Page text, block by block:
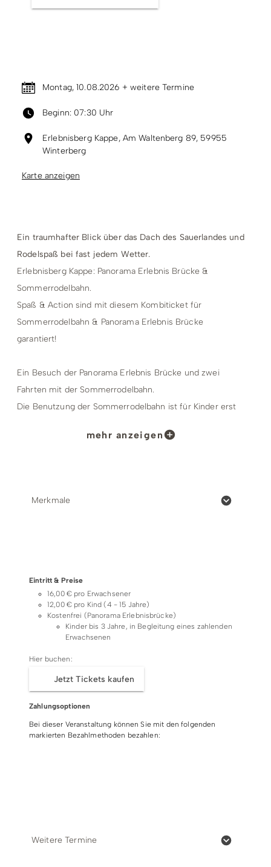
Montag, 10.08.2026 + weitere Termine
Beginn: 07:30 Uhr
Erlebnisberg Kappe, Am Waltenberg 89, 59955
Winterberg
Karte anzeigen
Ein traumhafter Blick über das Dach des Sauerlandes und
Rodelspaß bei fast jedem Wetter.
Erlebnisberg Kappe: Panorama Erlebnis Brücke &
Sommerrodelbahn.
Spaß & Action sind mit diesem Kombiticket für
Sommerrodelbahn & Panorama Erlebnis Brücke
garantiert!
Ein Besuch der Panorama Erlebnis Brücke und zwei
Fahrten mit der Sommerrodelbahn.
Die Benutzung der Sommerrodelbahn ist für Kinder erst
geeignet - egal wie alt. Sie ist für Rollstuhlfahrer sogar
Standardöffnungszeiten:
09:30 - 18:00 Uhr, täglich
Je nach Witterung oder betriebsbedingt können
die Öffnungszeiten abweichen.
Internetseite vom Erlebnisberg Kappe
Treffpunkt:
Treffpunkt: Kappe 2, 59955 Winterberg.
Großraumparkplatz, Am Waltenberg 115
mehr anzeigen
Merkmale
Eintritt & Preise
16,00 € pro Erwachsener
12,00 € pro Kind (4 - 15 Jahre)
Kostenfrei (Panorama Erlebnisbrücke)
Kinder bis 3 Jahre, in Begleitung eines zahlenden
Erwachsenen
Hier buchen:
Jetzt Tickets kaufen
Zahlungsoptionen
Bei dieser Veranstaltung können Sie mit den folgenden
markierten Bezahlmethoden bezahlen:
Weitere Termine